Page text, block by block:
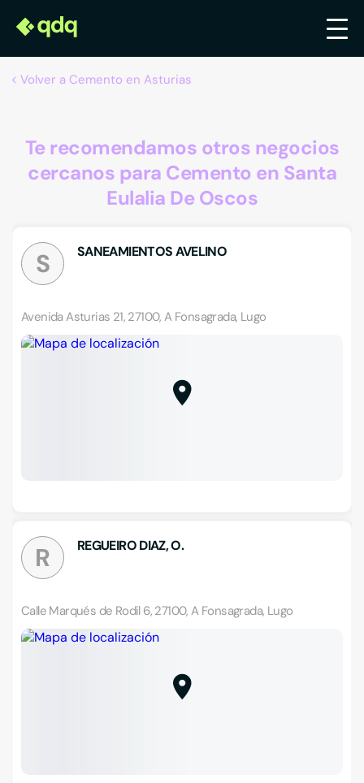
Volver a Cemento en Asturias
Te recomendamos otros negocios
cercanos para Cemento en Santa
Eulalia De Oscos
S SANEAMIENTOS AVELINO
Avenida Asturias 21, 27100, A Fonsagrada, Lugo
R REGUEIRO DIAZ, O.
Calle Marqués de Rodil 6, 27100, A Fonsagrada, Lugo